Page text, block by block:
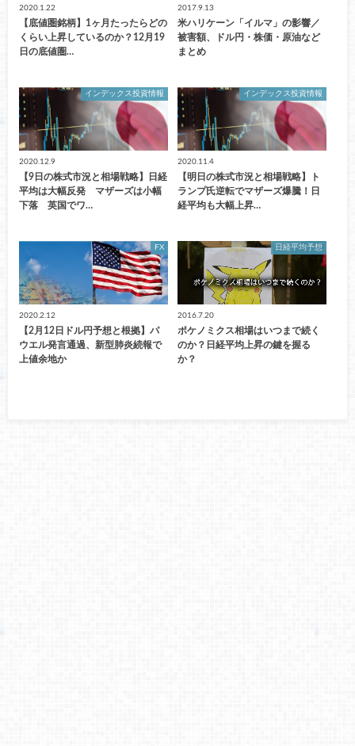
2020.1.22
【底値圏銘柄】1ヶ月たったらどの
くらい上昇しているのか？12月19
日の底値圏…
2017.9.13
米ハリケーン「イルマ」の影響／
被害額、ドル円・株価・原油など
まとめ
インデックス投資情報
2020.12.9
【9日の株式市況と相場戦略】日経
平均は大幅反発 マザーズは小幅
下落 英国でワ…
インデックス投資情報
2020.11.4
【明日の株式市況と相場戦略】ト
ランプ氏逆転でマザーズ爆騰！日
経平均も大幅上昇…
FX
2020.2.12
【2月12日ドル円予想と根拠】パ
ウエル発言通過、新型肺炎続報で
上値余地か
日経平均予想
2016.7.20
ポケノミクス相場はいつまで続く
のか？日経平均上昇の鍵を握る
か？